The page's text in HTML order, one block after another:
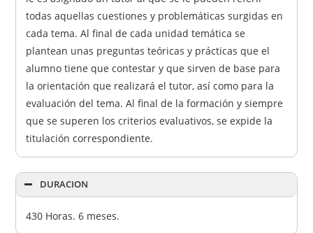
todas aquellas cuestiones y problemáticas surgidas en
cada tema. Al final de cada unidad temática se
plantean unas preguntas teóricas y prácticas que el
alumno tiene que contestar y que sirven de base para
la orientación que realizará el tutor, así como para la
evaluación del tema. Al final de la formación y siempre
que se superen los criterios evaluativos, se expide la
titulación correspondiente.
DURACION
430 Horas. 6 meses.